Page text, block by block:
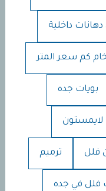
دهانات داخلية
كم سعر المتر
بويات جده
لايمستون
فلل ترميم
فلل في جده